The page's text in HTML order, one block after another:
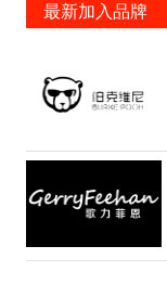
最新加入品牌